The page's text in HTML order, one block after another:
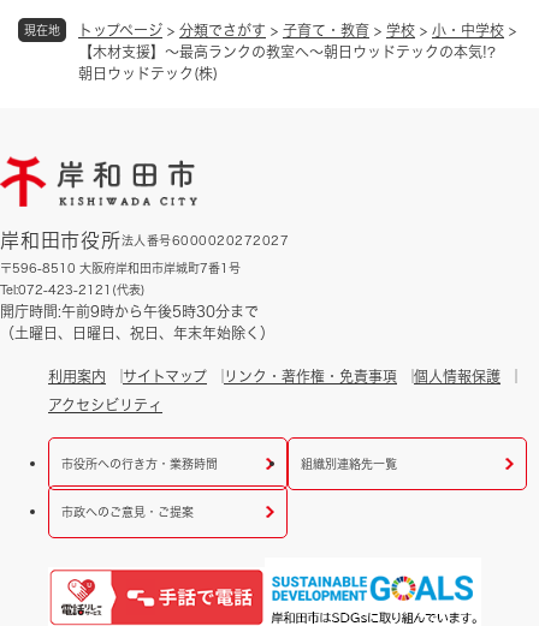
現在地 トップページ > 分類でさがす > 子育て・教育 > 学校 > 小・中学校 >
【木材支援】～最高ランクの教室へ～朝日ウッドテックの本気!?
朝日ウッドテック(株)
岸和田市役所法人番号6000020272027
〒596-8510 大阪府岸和田市岸城町7番1号
Tel:072-423-2121(代表)
開庁時間:午前9時から午後5時30分まで
（土曜日、日曜日、祝日、年末年始除く）
利用案内 サイトマップ リンク・著作権・免責事項
個人情報保護
アクセシビリティ
市役所への行き方・業務時間 組織別連絡先一覧
市政へのご意見・ご提案